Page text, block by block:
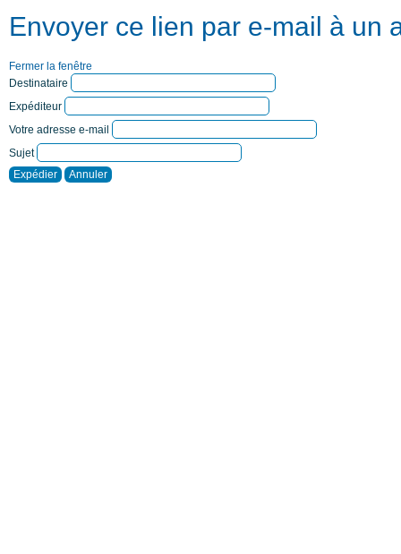
Envoyer ce lien par e-mail à un
Fermer la fenêtre
Destinataire
Expéditeur
Votre adresse e-mail
Sujet
Expédier
Annuler